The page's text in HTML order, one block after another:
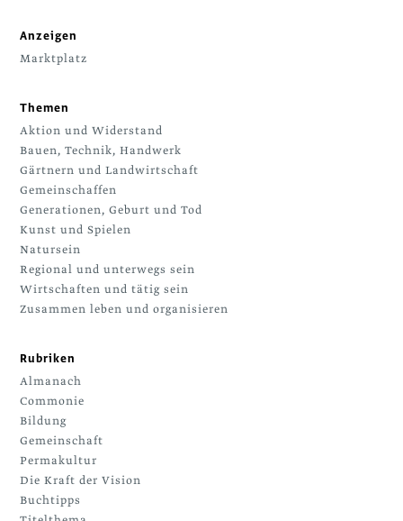
Anzeigen
Marktplatz
Themen
Aktion und Widerstand
Bauen, Technik, Handwerk
Gärtnern und Landwirtschaft
Gemeinschaffen
Generationen, Geburt und Tod
Kunst und Spielen
Natursein
Regional und unterwegs sein
Wirtschaften und tätig sein
Zusammen leben und organisieren
Rubriken
Almanach
Commonie
Bildung
Gemeinschaft
Permakultur
Die Kraft der Vision
Buchtipps